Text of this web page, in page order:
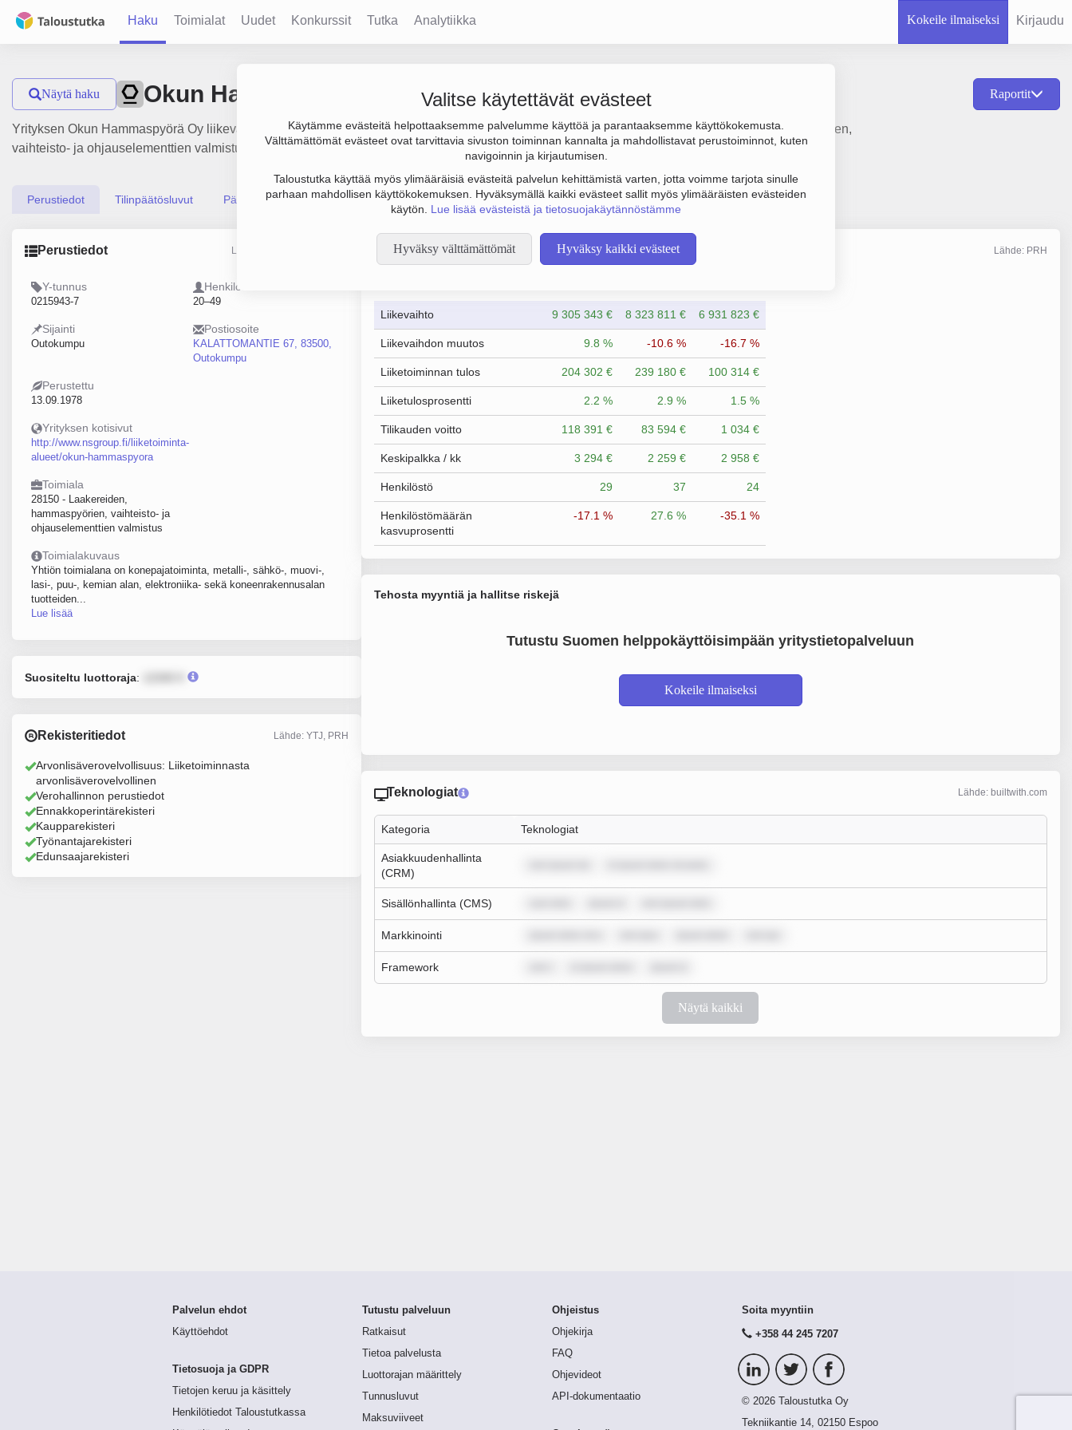
Haku Toimialat Uudet Konkurssit Tutka Analytiikka Kokeile ilmaiseksi Kirjaudu
Valitse käytettävät evästeet
Käytämme evästeitä helpottaaksemme palvelumme käyttöä ja parantaaksemme käyttökokemusta.
Välttämättömät evästeet ovat tarvittavia sivuston toiminnan kannalta ja mahdollistavat perustoiminnot, kuten
navigoinnin ja kirjautumisen.
Taloustutka käyttää myös ylimääräisiä evästeitä palvelun kehittämistä varten, jotta voimme tarjota sinulle
parhaan mahdollisen käyttökokemuksen. Hyväksymällä kaikki evästeet sallit myös ylimääräisten evästeiden
käytön. Lue lisää evästeistä ja tietosuojakäytännöstämme
Hyväksy välttämättömät Hyväksy kaikki evästeet
Näytä haku Okun Hammaspyörä Oy Raportit
Yrityksen Okun Hammaspyörä Oy liikevaihto on 6.9 milj. €, tulos 100 000 € ja henkilöstömäärä 24. Sen päätoimiala on Laakereiden, hammaspyörien,
vaihteisto- ja ohjauselementtien valmistus, perustamisvuosi 1978 ja sijainti Outokumpu. Yrityksen yhtiömuoto Osakeyhtiö (OY).
Perustiedot Tilinpäätösluvut Päättäjätiedot
Perustiedot Lähde: YTJ, PRH, Traficom
Y-tunnus
0215943-7
Henkilöstömäärä
20–49
Sijainti
Outokumpu
Postiosoite
KALATTOMANTIE 67, 83500,
Outokumpu
Perustettu
13.09.1978
Yrityksen kotisivut
http://www.nsgroup.fi/liiketoiminta-
alueet/okun-hammaspyora
Toimiala
28150 - Laakereiden,
hammaspyörien, vaihteisto- ja
ohjauselementtien valmistus
Toimialakuvaus
Yhtiön toimialana on konepajatoiminta, metalli-, sähkö-, muovi-,
lasi-, puu-, kemian alan, elektroniika- sekä koneenrakennusalan
tuotteiden...
Lue lisää
Suositeltu luottoraja:
Rekisteritiedot Lähde: YTJ, PRH
Arvonlisäverovelvollisuus: Liiketoiminnasta
arvonlisäverovelvollinen
Verohallinnon perustiedot
Ennakkoperintärekisteri
Kaupparekisteri
Työnantajarekisteri
Edunsaajarekisteri
Taloustiedot Lähde: PRH
Liikevaihto 9 305 343 € 8 323 811 € 6 931 823 €
Liikevaihdon muutos 9.8 % -10.6 % -16.7 %
Liiketoiminnan tulos 204 302 € 239 180 € 100 314 €
Liiketulosprosentti 2.2 % 2.9 % 1.5 %
Tilikauden voitto 118 391 € 83 594 € 1 034 €
Keskipalkka / kk 3 294 € 2 259 € 2 958 €
Henkilöstö 29 37 24
Henkilöstömäärän
kasvuprosentti
-17.1 % 27.6 % -35.1 %
Tehosta myyntiä ja hallitse riskejä
Tutustu Suomen helppokäyttöisimpään yritystietopalveluun
Kokeile ilmaiseksi
Teknologiat Lähde: builtwith.com
Kategoria Teknologiat
Asiakkuudenhallinta
(CRM)
Sisällönhallinta (CMS)
Markkinointi
Framework
Näytä kaikki
Palvelun ehdot
Käyttöehdot
Tietosuoja ja GDPR
Tietojen keruu ja käsittely
Henkilötiedot Taloustutkassa
Tutustu palveluun
Ratkaisut
Tietoa palvelusta
Luottorajan määrittely
Tunnusluvut
Maksuviiveet
Ohjeistus
Ohjekirja
FAQ
Ohjevideot
API-dokumentaatio
Soita myyntiin
+358 44 245 7207
© 2026 Taloustutka Oy
Tekniikantie 14, 02150 Espoo